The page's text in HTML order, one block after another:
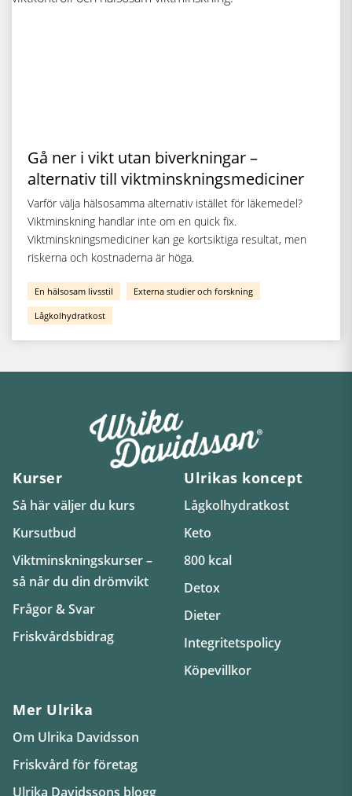
Gå ner i vikt utan biverkningar –
alternativ till viktminskningsmediciner
Varför välja hälsosamma alternativ istället för läkemedel?
Viktminskning handlar inte om en quick fix.
Viktminskningsmediciner kan ge kortsiktiga resultat, men
riskerna och kostnaderna är höga.
En hälsosam livsstil Externa studier och forskning
Lågkolhydratkost
Kurser
Så här väljer du kurs
Kursutbud
Viktminskningskurser –
så når du din drömvikt
Frågor & Svar
Friskvårdsbidrag
Ulrikas koncept
Lågkolhydratkost
Keto
800 kcal
Detox
Dieter
Integritetspolicy
Köpevillkor
Mer Ulrika
Om Ulrika Davidsson
Friskvård för företag
Ulrika Davidssons blogg